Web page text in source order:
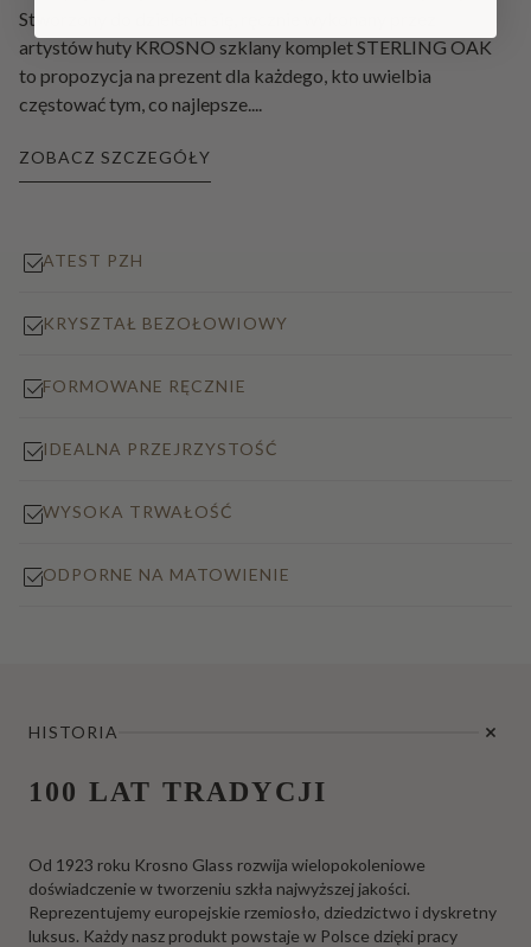
Stworzony do dzielenia się, ręcznie wykonany przez
artystów huty KROSNO szklany komplet STERLING OAK
to propozycja na prezent dla każdego, kto uwielbia
częstować tym, co najlepsze....
ZOBACZ SZCZEGÓŁY
ATEST PZH
KRYSZTAŁ BEZOŁOWIOWY
FORMOWANE RĘCZNIE
IDEALNA PRZEJRZYSTOŚĆ
WYSOKA TRWAŁOŚĆ
ODPORNE NA MATOWIENIE
HISTORIA
100 LAT TRADYCJI
Od 1923 roku Krosno Glass rozwija wielopokoleniowe
doświadczenie w tworzeniu szkła najwyższej jakości.
Reprezentujemy europejskie rzemiosło, dziedzictwo i dyskretny
luksus. Każdy nasz produkt powstaje w Polsce dzięki pracy